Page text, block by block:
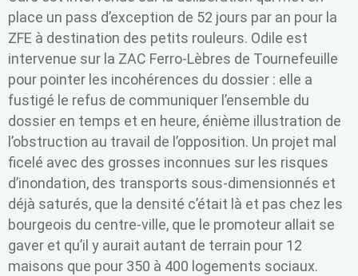
place un pass d’exception de 52 jours par an pour la
ZFE à destination des petits rouleurs. Odile est
intervenue sur la ZAC Ferro-Lèbres de Tournefeuille
pour pointer les incohérences du dossier : elle a
fustigé le refus de communiquer l’ensemble du
dossier en temps et en heure, énième illustration de
l’obstruction au travail de l’opposition. Un projet mal
ficelé avec des grosses inconnues sur les risques
d’inondation, des transports sous-dimensionnés et
déjà saturés, que la densité c’était là et pas chez les
bourgeois du centre-ville, que le promoteur allait se
gaver et qu’il y aurait autant de terrain pour 12
maisons que pour 350 à 400 logements sociaux.